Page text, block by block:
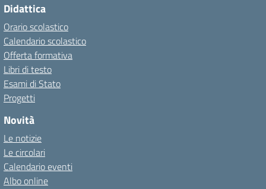
Didattica
Orario scolastico
Calendario scolastico
Offerta formativa
Libri di testo
Esami di Stato
Progetti
Novità
Le notizie
Le circolari
Calendario eventi
Albo online